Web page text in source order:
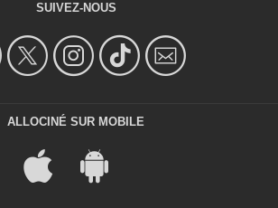
SUIVEZ-NOUS
ALLOCINÉ SUR MOBILE